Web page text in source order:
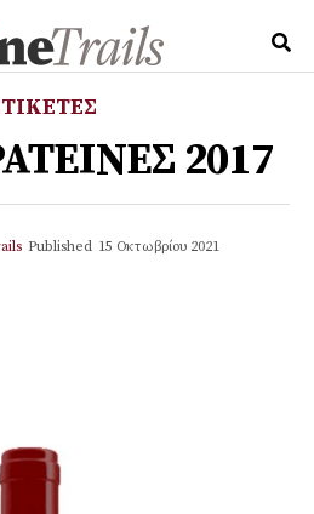
2017
Published 15 Οκτωβρίου 2021